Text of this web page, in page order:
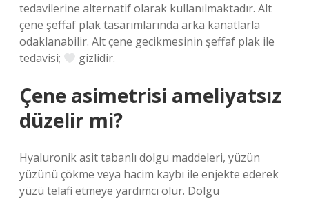
tedavilerine alternatif olarak kullanılmaktadır. Alt
çene şeffaf plak tasarımlarında arka kanatlarla
odaklanabilir. Alt çene gecikmesinin şeffaf plak ile
tedavisi;
gizlidir.
Çene asimetrisi ameliyatsız
düzelir mi?
Hyaluronik asit tabanlı dolgu maddeleri, yüzün
yüzünü çökme veya hacim kaybı ile enjekte ederek
yüzü telafi etmeye yardımcı olur. Dolgu